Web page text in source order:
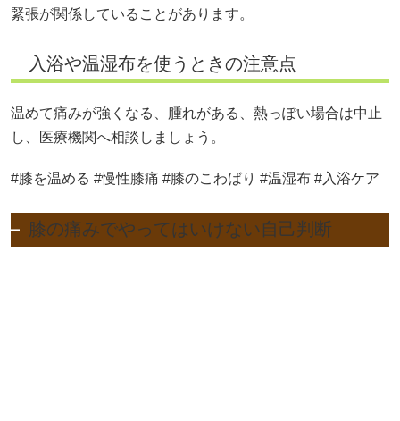
緊張が関係していることがあります。
入浴や温湿布を使うときの注意点
温めて痛みが強くなる、腫れがある、熱っぽい場合は中止
し、医療機関へ相談しましょう。
#膝を温める #慢性膝痛 #膝のこわばり #温湿布 #入浴ケア
膝の痛みでやってはいけない自己判断